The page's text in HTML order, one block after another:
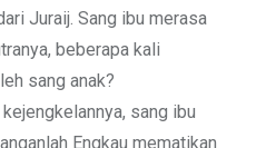
Juraij. Sang ibu merasa
beberapa kali
sang anak?
sang ibu
Engkau mematikan